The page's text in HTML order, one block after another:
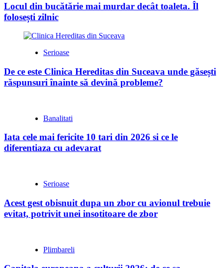
Locul din bucătărie mai murdar decât toaleta. Îl
folosești zilnic
Serioase
De ce este Clinica Hereditas din Suceava unde găsești
răspunsuri înainte să devină probleme?
Banalitati
Iata cele mai fericite 10 tari din 2026 si ce le
diferentiaza cu adevarat
Serioase
Acest gest obisnuit dupa un zbor cu avionul trebuie
evitat, potrivit unei insotitoare de zbor
Plimbareli